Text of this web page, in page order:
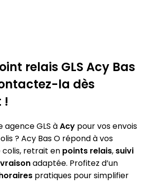
relais GLS Acy Bas
la dès
!
agence GLS àAcy pour vos envois
? Acy Bas O répond à vos
colis, retrait en points relais, suivi
adaptée. Profitez d’un
pratiques pour simplifier